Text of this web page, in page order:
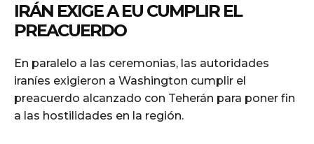
IRÁN EXIGE A EU CUMPLIR EL
PREACUERDO
En paralelo a las ceremonias, las autoridades
iraníes exigieron a Washington cumplir el
preacuerdo alcanzado con Teherán para poner fin
a las hostilidades en la región.